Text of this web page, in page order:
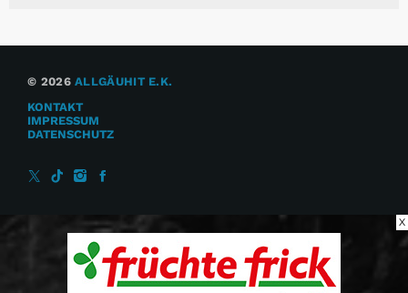
© 2026ALLGÄUHIT E.K.
KONTAKT
IMPRESSUM
DATENSCHUTZ
X